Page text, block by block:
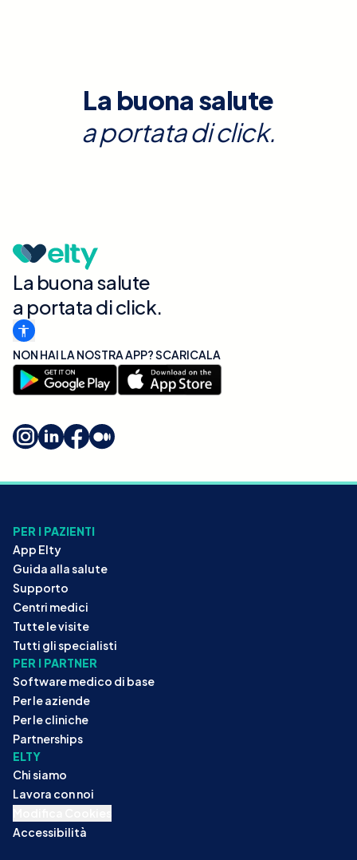
La buona salute
a portata di click.
La buona salute
a portata di click.
NON HAI LA NOSTRA APP? SCARICALA
PER I PAZIENTI
App Elty
Guida alla salute
Supporto
Centri medici
Tutte le visite
Tutti gli specialisti
PER I PARTNER
Software medico di base
Per le aziende
Per le cliniche
Partnerships
ELTY
Chi siamo
Lavora con noi
Accessibilità